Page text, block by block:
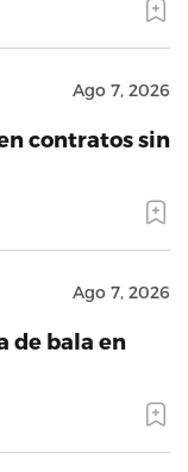
Ago 7, 2026
contratos sin
Ago 7, 2026
de bala en